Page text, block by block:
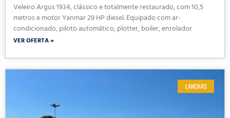
Veleiro Argus 1934, clássico e totalmente restaurado, com 10,5
metros e motor Yanmar 29 HP diesel. Equipado com ar-
condicionado, piloto automático, plotter, boiler, enrolador
VER OFERTA »
LANCHAS